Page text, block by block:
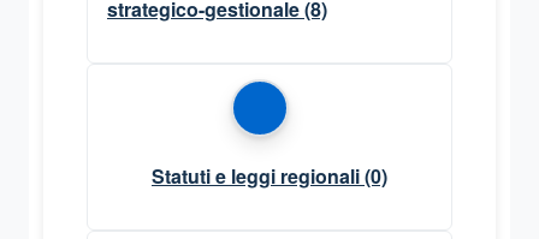
strategico-gestionale(8)
Statuti e leggi regionali(0)